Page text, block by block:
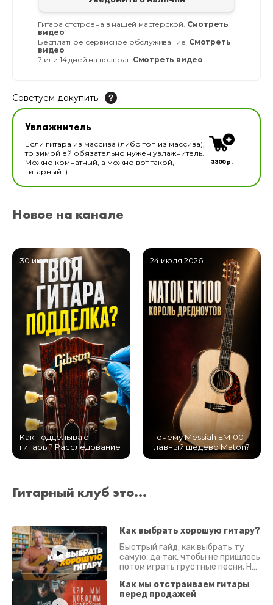
Гитара отстроена в нашей мастерской. Смотреть
видео
Бесплатное сервисное обслуживание. Смотреть
видео
7 или 14 дней на возврат. Смотреть видео
Советуем докупить
Увлажнитель для музыкальных инструментов
В наличии
Увлажнитель
Если гитара из массива (либо топ из массива),
то зимой ей обязательно нужен увлажнитель.
Можно комнатный, а можно вот такой,
гитарный :)
3300 р.
Новое на канале
30 июля 2026
Как подделывают
гитары? Расследование
24 июля 2026
Почему Messiah EM100 –
главный шедевр Maton?
Гитарный клуб это...
Как выбрать хорошую гитару?
Быстрый гайд, как выбрать ту
самую, да так, чтобы не пришлось
потом играть грустные песни. На
Как мы отстраиваем гитары
перед продажей